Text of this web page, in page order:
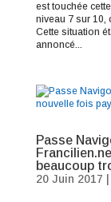
est touchée
niveau 7 sur 10,
Cette situation
annoncé...
Passe
beaucoup
20 Juin 2017